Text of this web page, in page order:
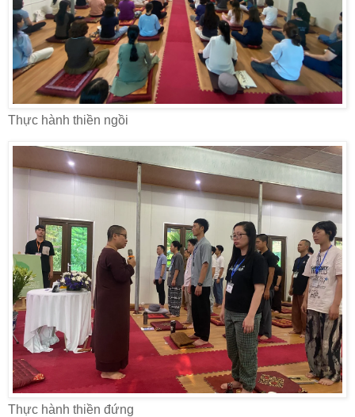
Thực hành thiền ngồi
Thực hành thiền đứng